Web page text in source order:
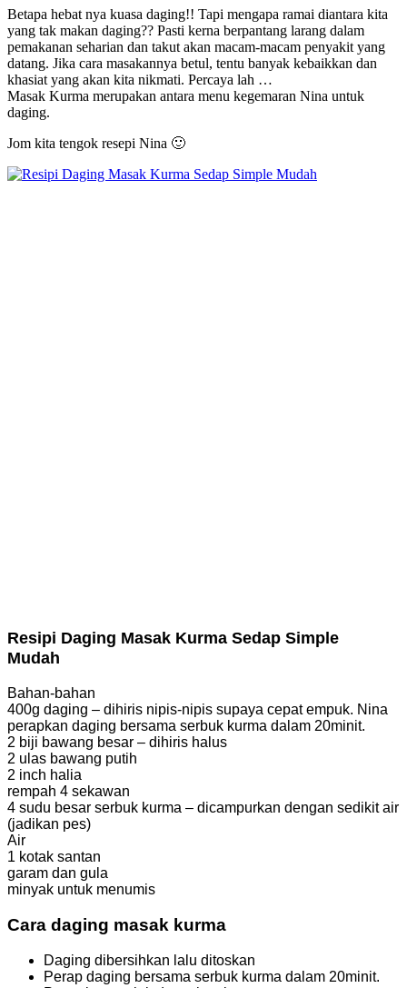
Betapa hebat nya kuasa daging!! Tapi mengapa ramai diantara kita
yang tak makan daging?? Pasti kerna berpantang larang dalam
pemakanan seharian dan takut akan macam-macam penyakit yang
datang. Jika cara masakannya betul, tentu banyak kebaikkan dan
khasiat yang akan kita nikmati. Percaya lah …
Masak Kurma merupakan antara menu kegemaran Nina untuk
daging.
Jom kita tengok resepi Nina 🙂
Resipi Daging Masak Kurma Sedap Simple
Mudah
Bahan-bahan
400g daging – dihiris nipis-nipis supaya cepat empuk. Nina
perapkan daging bersama serbuk kurma dalam 20minit.
2 biji bawang besar – dihiris halus
2 ulas bawang putih
2 inch halia
rempah 4 sekawan
4 sudu besar serbuk kurma – dicampurkan dengan sedikit air
(jadikan pes)
Air
1 kotak santan
garam dan gula
minyak untuk menumis
Cara daging masak kurma
Daging dibersihkan lalu ditoskan
Perap daging bersama serbuk kurma dalam 20minit.